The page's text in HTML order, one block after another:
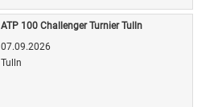
ATP 100 Challenger Turnier Tulln
07.09.2026
Tulln